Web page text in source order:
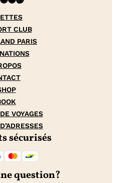
CLUB
PARIS
VOYAGES
sécurisés
question?